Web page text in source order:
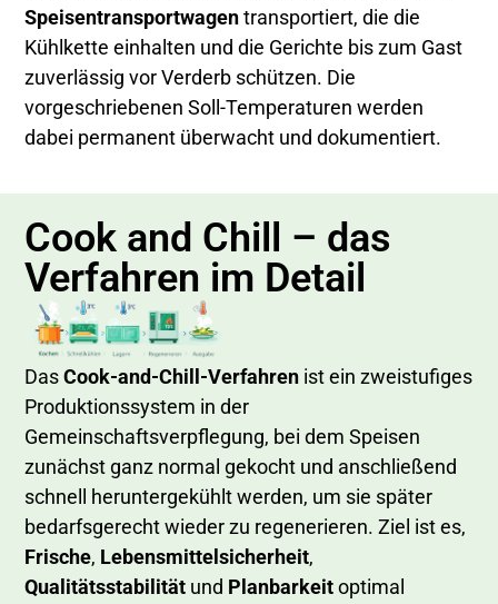
Speisentransportwagentransportiert, die die
Kühlkette einhalten und die Gerichte bis zum Gast
zuverlässig vor Verderb schützen. Die
vorgeschriebenen Soll-Temperaturen werden
dabei permanent überwacht und dokumentiert.
Cook and Chill – das
Verfahren im Detail
DasCook-and-Chill-Verfahren ist ein zweistufiges
Produktionssystem in der
Gemeinschaftsverpflegung, bei dem Speisen
zunächst ganz normal gekocht und anschließend
schnell heruntergekühlt werden, um sie später
bedarfsgerecht wieder zu regenerieren. Ziel ist es,
Frische, Lebensmittelsicherheit,
Qualitätsstabilität und Planbarkeitoptimal